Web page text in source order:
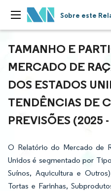
Sobre este
TAMANHO E
MERCADO DE
DOS ESTADOS
TENDÊNCIAS DE
PREVISÕES (2025
O Relatório do Mercado de
Unidos é segmentado por
Suínos, Aquicultura e
Tortas e Farinhas,